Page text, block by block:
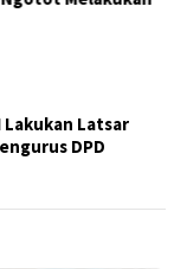
Lakukan Latsar
DPD